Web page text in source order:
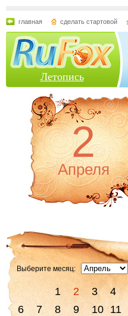
главная сделать стартовой
Летопись
2
Апреля
Выберите месяц:
1 2 3 4
6
7 8 9 10 11